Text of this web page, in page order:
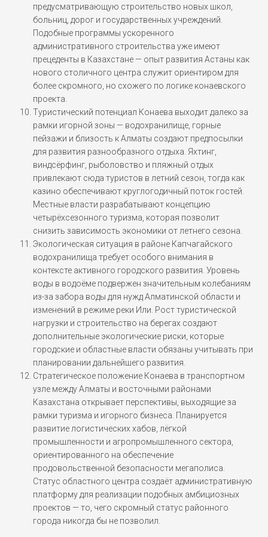
предусматривающую строительство новых школ,
больниц, дорог и государственных учреждений.
Подобные программы ускоренного
административного строительства уже имеют
прецеденты в Казахстане — опыт развития Астаны как
нового столичного центра служит ориентиром для
более скромного, но схожего по логике конаевского
проекта.
Туристический потенциал Конаева выходит далеко за
рамки игорной зоны — водохранилище, горные
пейзажи и близость к Алматы создают предпосылки
для развития разнообразного отдыха. Яхтинг,
виндсёрфинг, рыболовство и пляжный отдых
привлекают сюда туристов в летний сезон, тогда как
казино обеспечивают круглогодичный поток гостей.
Местные власти разрабатывают концепцию
четырёхсезонного туризма, которая позволит
снизить зависимость экономики от летнего сезона.
Экологическая ситуация в районе Капчагайского
водохранилища требует особого внимания в
контексте активного городского развития. Уровень
воды в водоёме подвержен значительным колебаниям
из-за забора воды для нужд Алматинской области и
изменений в режиме реки Или. Рост туристической
нагрузки и строительство на берегах создают
дополнительные экологические риски, которые
городские и областные власти обязаны учитывать при
планировании дальнейшего развития.
Стратегическое положение Конаева в транспортном
узле между Алматы и восточными районами
Казахстана открывает перспективы, выходящие за
рамки туризма и игорного бизнеса. Планируется
развитие логистических хабов, лёгкой
промышленности и агропромышленного сектора,
ориентированного на обеспечение
продовольственной безопасности мегаполиса.
Статус областного центра создаёт административную
платформу для реализации подобных амбициозных
проектов — то, чего скромный статус районного
города никогда бы не позволил.